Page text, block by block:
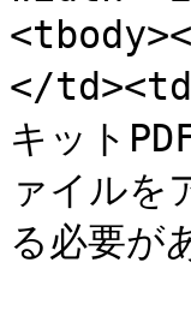
</
キット
ァイルを
る必要